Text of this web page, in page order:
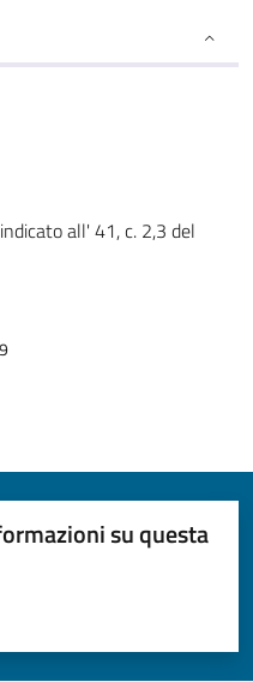
all' 41, c. 2,3 del
su questa
5